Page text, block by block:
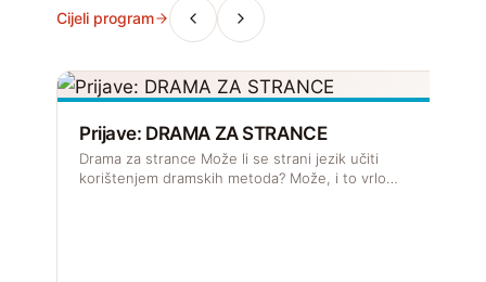
Cijeli program
Prijave: DRAMA ZA STRANCE
Drama za strance Može li se strani jezik učiti
korištenjem dramskih metoda? Može, i to vrlo…